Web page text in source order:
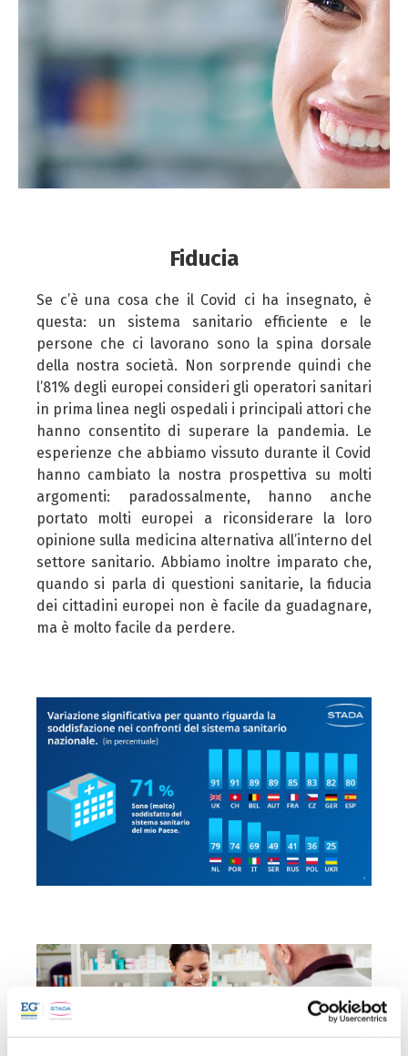
Fiducia
Se c’è una cosa che il Covid ci ha insegnato, è
questa: un sistema sanitario efficiente e le
persone che ci lavorano sono la spina dorsale
della nostra società. Non sorprende quindi che
l’81% degli europei consideri gli operatori sanitari
in prima linea negli ospedali i principali attori che
hanno consentito di superare la pandemia. Le
esperienze che abbiamo vissuto durante il Covid
hanno cambiato la nostra prospettiva su molti
argomenti: paradossalmente, hanno anche
portato molti europei a riconsiderare la loro
opinione sulla medicina alternativa all’interno del
settore sanitario. Abbiamo inoltre imparato che,
quando si parla di questioni sanitarie, la fiducia
dei cittadini europei non è facile da guadagnare,
ma è molto facile da perdere.